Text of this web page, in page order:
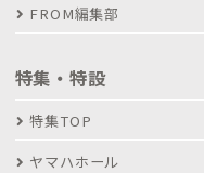
FROM編集部
特集・特設
特集TOP
ヤマハホール